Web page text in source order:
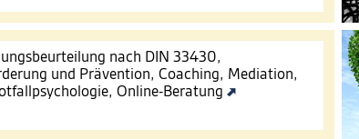
nach DIN 33430,
und Prävention, Coaching, Mediation,
Online-Beratung